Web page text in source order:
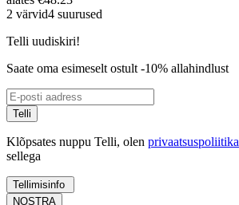
2 värvid4 suurused
Telli uudiskiri!
Saate oma esimeselt ostult -10% allahindlust
Telli
Klõpsates nuppu Telli, olen privaatsuspoliitika
sellega
Tellimisinfo
NOSTRA